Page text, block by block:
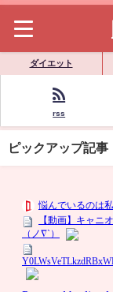
ダイエット
rss
ピックアップ記事